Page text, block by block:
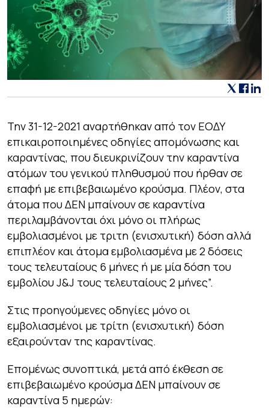
Την 31-12-2021 αναρτήθηκαν από τον ΕΟΔΥ
επικαιροποιημένες οδηγίες απομόνωσης και
καραντίνας, που διευκρινίζουν την καραντίνα
ατόμων του γενικού πληθυσμού που ήρθαν σε
επαφή με επιβεβαιωμένο κρούσμα. Πλέον, στα
άτομα που ΔΕΝ μπαίνουν σε καραντίνα
περιλαμβάνονται όχι μόνο οι πλήρως
εμβολιασμένοι με τριτη (ενισχυτική) δόση αλλά
επιπλέον και άτομα εμβολιασμένα με 2 δόσεις
τους τελευταίους 6 μήνες ή με μία δόση του
εμβολίου J&J τους τελευταίους 2 μήνες”.
Στις προηγούμενες οδηγίες μόνο οι
εμβολιασμένοι με τρίτη (ενισχυτική) δόση
εξαιρούνταν της καραντίνας.
Επομένως συνοπτικά, μετά από έκθεση σε
επιβεβαιωμένο κρούσμα ΔΕΝ μπαίνουν σε
καραντίνα 5 ημερών: